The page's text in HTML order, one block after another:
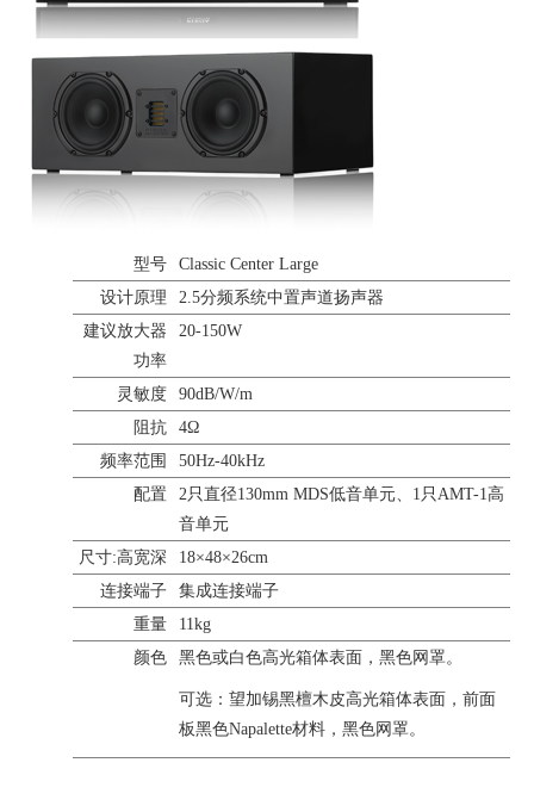
型号
Classic Center Large
设计原理
2.5分频系统中置声道扬声器
建议放大器
功率
20-150W
灵敏度
90dB/W/m
阻抗
4Ω
频率范围
50Hz-40kHz
配置
2只直径130mm MDS低音单元、1只AMT-1高
音单元
尺寸:高宽深
18×48×26cm
连接端子
集成连接端子
重量
11kg
颜色
黑色或白色高光箱体表面，黑色网罩。
可选：望加锡黑檀木皮高光箱体表面，前面
板黑色Napalette材料，黑色网罩。